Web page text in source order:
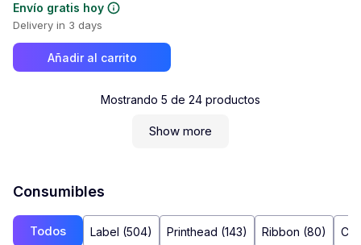
Envío gratis hoy
Delivery in 3 days
Añadir al carrito
Mostrando 5 de 24 productos
Show more
Consumibles
Todos Label (504) Printhead (143) Ribbon (80)